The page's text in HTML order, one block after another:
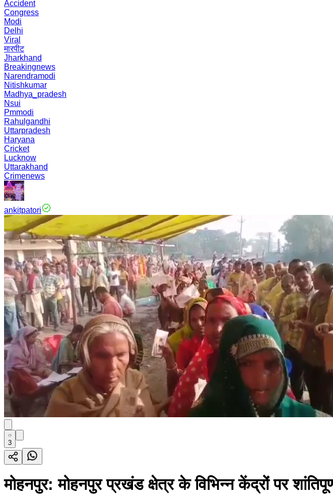
Accident
Congress
Modi
Delhi
Viral
मारपीट
Jharkhand
Breakingnews
Narendramodi
Nitishkumar
Madhya_pradesh
Nsui
Pmmodi
Rahulgandhi
Uttarpradesh
Haryana
Cricket
Lucknow
Uttarakhand
Crimenews
ankitpatori
3
मोहनपुर: मोहनपुर प्रखंड क्षेत्र के विभिन्न केंद्रों पर